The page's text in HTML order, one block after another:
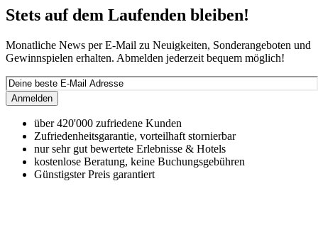
Stets auf dem Laufenden bleiben!
Monatliche News per E-Mail zu Neuigkeiten, Sonderangeboten und
Gewinnspielen erhalten. Abmelden jederzeit bequem möglich!
Anmelden
über 420'000 zufriedene Kunden
Zufriedenheitsgarantie, vorteilhaft stornierbar
nur sehr gut bewertete Erlebnisse & Hotels
kostenlose Beratung, keine Buchungsgebühren
Günstigster Preis garantiert